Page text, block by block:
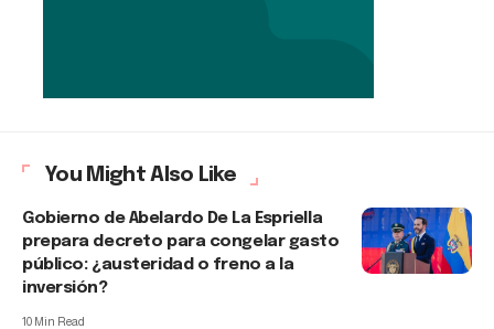
You Might Also Like
Gobierno de Abelardo De La Espriella
prepara decreto para congelar gasto
público: ¿austeridad o freno a la
inversión?
10 Min Read